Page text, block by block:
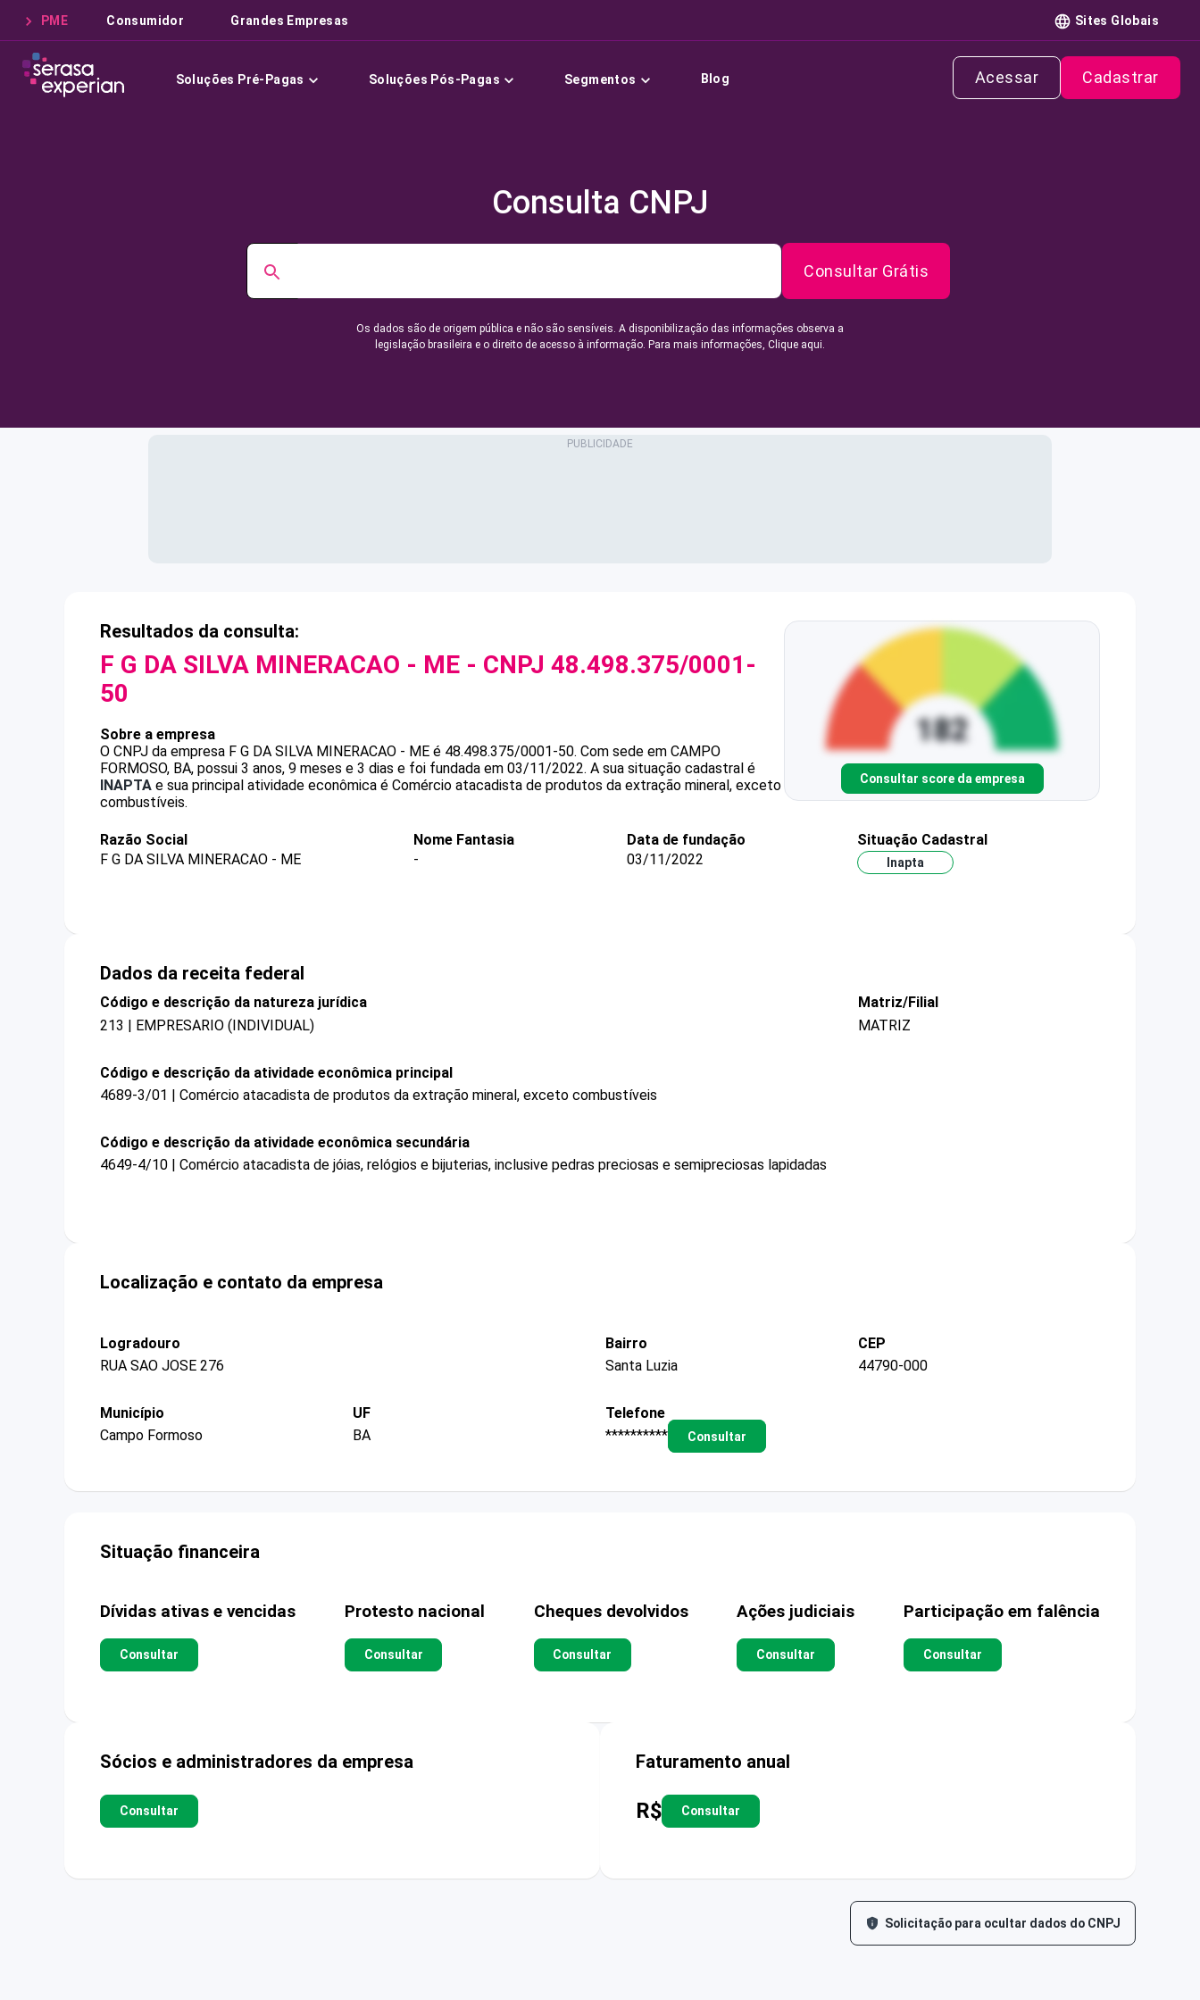
PME Consumidor Grandes Empresas Sites Globais
Soluções Pré-Pagas Soluções Pós-Pagas Segmentos Blog Acessar Cadastrar
Consulta CNPJ
Consultar Grátis
Os dados são de origem pública e não são sensíveis. A disponibilização das informações observa a
legislação brasileira e o direito de acesso à informação. Para mais informações, Clique aqui.
Resultados da consulta:
F G DA SILVA MINERACAO - ME - CNPJ 48.498.375/0001-
50
Sobre a empresa
O CNPJ da empresa F G DA SILVA MINERACAO - ME é 48.498.375/0001-50. Com sede em CAMPO
FORMOSO, BA, possui 3 anos, 9 meses e 3 dias e foi fundada em 03/11/2022. A sua situação cadastral é
INAPTA e sua principal atividade econômica é Comércio atacadista de produtos da extração mineral, exceto
combustíveis.
Consultar score da empresa
Razão Social
F G DA SILVA MINERACAO - ME
Nome Fantasia
-
Data de fundação
03/11/2022
Situação Cadastral
Inapta
Dados da receita federal
Código e descrição da natureza jurídica
213 | EMPRESARIO (INDIVIDUAL)
Matriz/Filial
MATRIZ
Código e descrição da atividade econômica principal
4689-3/01 | Comércio atacadista de produtos da extração mineral, exceto combustíveis
Código e descrição da atividade econômica secundária
4649-4/10 | Comércio atacadista de jóias, relógios e bijuterias, inclusive pedras preciosas e semipreciosas lapidadas
Localização e contato da empresa
Logradouro
RUA SAO JOSE 276
Bairro
Santa Luzia
CEP
44790-000
Município
Campo Formoso
UF
BA
Telefone
**********
Consultar
Situação financeira
Dívidas ativas e vencidas
Consultar
Protesto nacional
Consultar
Cheques devolvidos
Consultar
Ações judiciais
Consultar
Participação em falência
Consultar
Sócios e administradores da empresa
Consultar
Faturamento anual
R$ Consultar
Solicitação para ocultar dados do CNPJ